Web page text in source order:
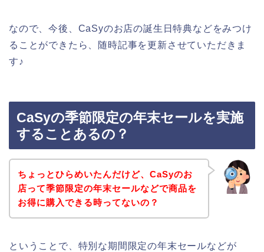
なので、今後、CaSyのお店の誕生日特典などをみつけ
ることができたら、随時記事を更新させていただきま
す♪
CaSyの季節限定の年末セールを実施
することあるの？
ちょっとひらめいたんだけど、CaSyのお
店って季節限定の年末セールなどで商品を
お得に購入できる時ってないの？
ということで、特別な期間限定の年末セールなどが